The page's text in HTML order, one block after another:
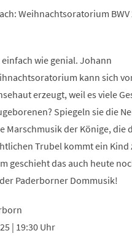
Weihnachtsoratorium BWV
einfach wie genial. Johann
kann sich
erzeugt, weil es viele
Spiegeln sie die
Marschmusik der Könige, die
Trubel kommt ein Kind
geschieht das auch heute
Paderborner Dommusik!
| 19:30 Uhr